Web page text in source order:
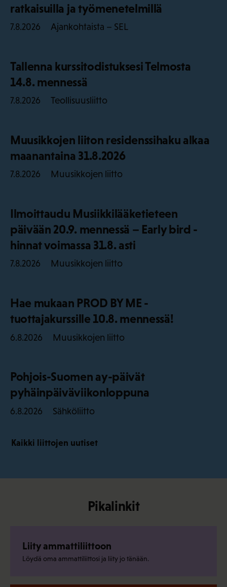
ratkaisuilla ja työmenetelmillä
7.8.2026 Ajankohtaista – SEL
Tallenna kurssitodistuksesi Telmosta
14.8. mennessä
7.8.2026 Teollisuusliitto
Muusikkojen liiton residenssihaku alkaa
maanantaina 31.8.2026
7.8.2026 Muusikkojen liitto
Ilmoittaudu Musiikkilääketieteen
päivään 20.9. mennessä – Early bird -
hinnat voimassa 31.8. asti
7.8.2026 Muusikkojen liitto
Hae mukaan PROD BY ME -
tuottajakurssille 10.8. mennessä!
6.8.2026 Muusikkojen liitto
Pohjois-Suomen ay-päivät
pyhäinpäiväviikonloppuna
6.8.2026 Sähköliitto
Kaikki liittojen uutiset
Pikalinkit
Liity ammattiliittoon
Löydä oma ammattiliittosi ja liity jo tänään.